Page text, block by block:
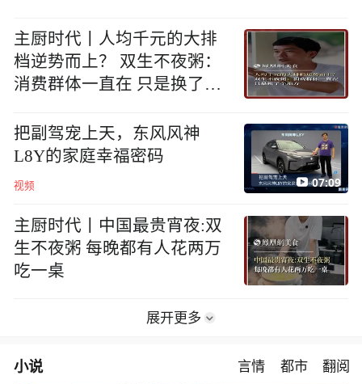
主厨时代丨人均千元的大排
档逆势而上？ 双生不夜粥：
消费群体一直在 只是换了个
把副驾宠上天，东风风神
L8Y的家庭幸福密码
视频 07:09
主厨时代丨中国最贵宵夜:双
生不夜粥 每晚都有人花两万
吃一桌
展开更多
小说 言情 都市 翻阅